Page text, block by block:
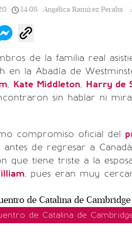
14:08 Angélica Ramírez Peralta |
de la familia real
en la Abadía de
, Kate Middleton, Harry de
sin hablar ni
compromiso oficial del
antes de regresar a
que tiene triste a la
, pues eran muy
de Catalina de